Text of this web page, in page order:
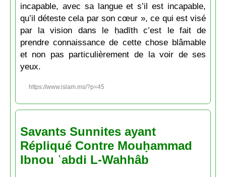
incapable, avec sa langue et s’il est incapable,
qu’il déteste cela par son cœur », ce qui est visé
par la vision dans le ḥadīth c’est le fait de
prendre connaissance de cette chose blâmable
et non pas particulièrement de la voir de ses
yeux.
https://www.islam.ms/?p=45
Savants Sunnites ayant
Répliqué Contre Mouḥammad
Ibnou ʿabdi L-Wahhâb